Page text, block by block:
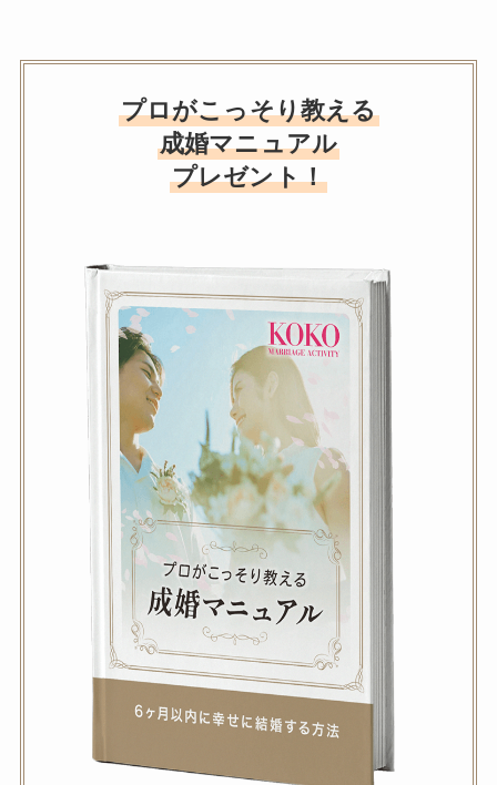
プロがこっそり教える
成婚マニュアル
プレゼント！